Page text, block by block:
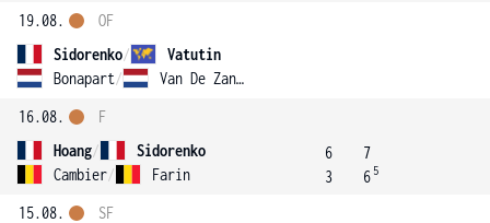
19.08.
Sidorenko/
Vatutin
Bonapart/ Van De Zandschulp
OF
16.08.
Hoang/
Sidorenko
Cambier/ Farin
F
6
3
7
6 5
15.08.
SF